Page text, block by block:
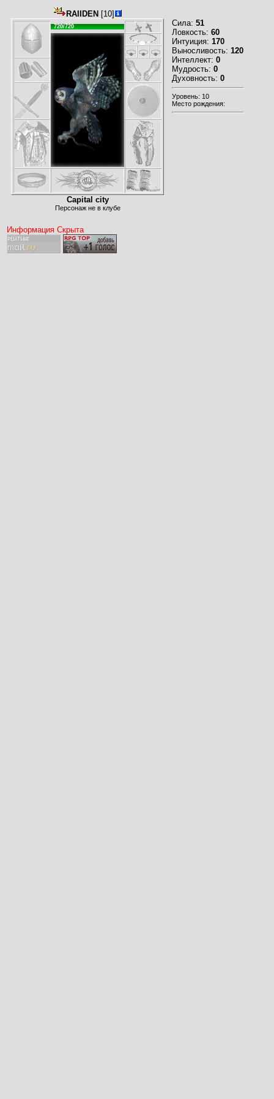
RAIIDEN [10]
720/720
Capital city
Персонаж не в клубе
Сила: 51
Ловкость: 60
Интуиция: 170
Выносливость: 120
Интеллект: 0
Мудрость: 0
Духовность: 0
Уровень: 10
Место рождения:
Информация Скрыта